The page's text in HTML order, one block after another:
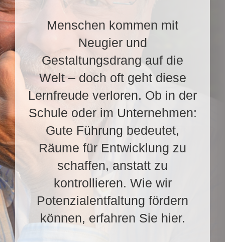
Menschen kommen mit
Neugier und
Gestaltungsdrang auf die
Welt – doch oft geht diese
Lernfreude verloren. Ob in der
Schule oder im Unternehmen:
Gute Führung bedeutet,
Räume für Entwicklung zu
schaffen, anstatt zu
kontrollieren. Wie wir
Potenzialentfaltung fördern
können, erfahren Sie hier.